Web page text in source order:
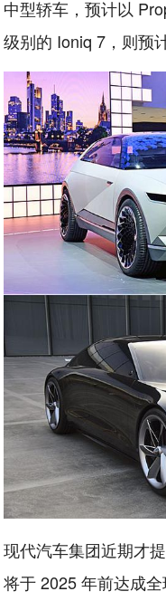
中型轿车，预计以
级别的 Ioniq 7，则预
现代汽车集团近期才
将于 2025 年前达成